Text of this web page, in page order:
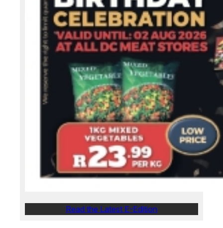
Read the Latest E-Edition